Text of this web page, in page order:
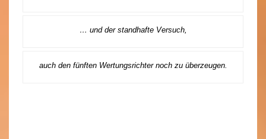
… und der standhafte Versuch,
auch den fünften Wertungsrichter noch zu überzeugen.